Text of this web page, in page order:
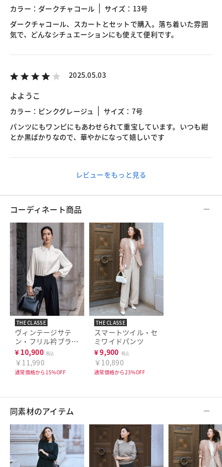
カラー：ダークチャコール
サイズ：13号
ダークチャコール、スカートとセットで購入。落ち着いた雰囲
気で、どんなシチュエーションにも使えて便利です。
2025.05.03
よようこ
カラー：ピンクグレージュ
サイズ：7号
パンツにもワンピにもあわせられて重宝しています。いつも紺
とか黒ばかりなので、華やかになって嬉しいです
レビューをもっと見る
コーディネート商品
THE CLASSE
ヴィンテージサテ
ン・フリル衿ブラウ
ス
¥ 10,900 税込
￥11,990
通常価格から15%OFF
THE CLASSE
スマートツイル・セ
ミワイドパンツ
¥9,900 税込
￥10,890
通常価格から23%OFF
同素材のアイテム